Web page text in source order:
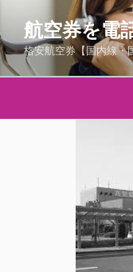
テ
ン
ス
航空券を電
格安航空券【国内線・